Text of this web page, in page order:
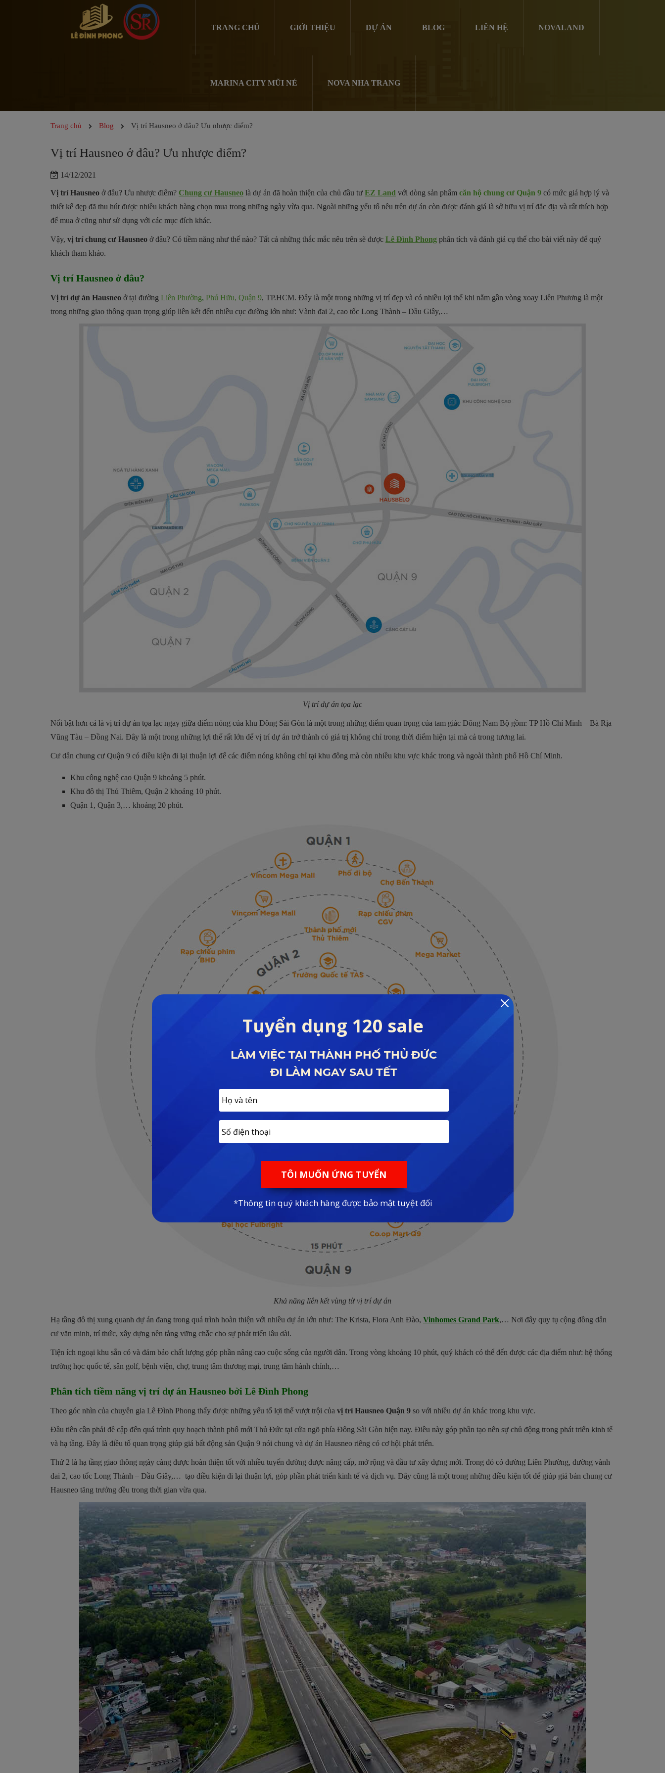
TRANG CHỦ GIỚI THIỆU DỰ ÁN BLOG LIÊN HỆ NOVALAND
MARINA CITY MŨI NÉ NOVA NHA TRANG
Trang chủ Blog Vị trí Hausneo ở đâu? Ưu nhược điểm?
Vị trí Hausneo ở đâu? Ưu nhược điểm?
14/12/2021
Vị trí Hausneo ở đâu? Ưu nhược điểm? Chung cư Hausneo là dự án đã hoàn thiện của chủ đầu tư EZ Land với dòng sản phẩm căn hộ chung cư Quận 9 có mức giá hợp lý và
thiết kế đẹp đã thu hút được nhiều khách hàng chọn mua trong những ngày vừa qua. Ngoài những yếu tố nêu trên dự án còn được đánh giá là sở hữu vị trí đắc địa và rất thích hợp
để mua ở cũng như sử dụng với các mục đích khác.
Vậy, vị trí chung cư Hausneo ở đâu? Có tiềm năng như thế nào? Tất cả những thắc mắc nêu trên sẽ được Lê Đình Phong phân tích và đánh giá cụ thể cho bài viết này để quý
khách tham khảo.
Vị trí Hausneo ở đâu?
Vị trí dự án Hausneo ở tại đường Liên Phường, Phú Hữu, Quận 9, TP.HCM. Đây là một trong những vị trí đẹp và có nhiều lợi thế khi nằm gần vòng xoay Liên Phương là một
trong những giao thông quan trọng giúp liên kết đến nhiều cục đường lớn như: Vành đai 2, cao tốc Long Thành – Dầu Giây,…
Vị trí dự án tọa lạc
Nổi bật hơn cả là vị trí dự án tọa lạc ngay giữa điểm nóng của khu Đông Sài Gòn là một trong những điểm quan trọng của tam giác Đông Nam Bộ gồm: TP Hồ Chí Minh – Bà Rịa
Vũng Tàu – Đồng Nai. Đây là một trong những lợi thế rất lớn để vị trí dự án trở thành có giá trị không chỉ trong thời điểm hiện tại mà cả trong tương lai.
Cư dân chung cư Quận 9 có điều kiện đi lại thuận lợi để các điểm nóng không chỉ tại khu đông mà còn nhiều khu vực khác trong và ngoài thành phố Hồ Chí Minh.
Khu công nghệ cao Quận 9 khoảng 5 phút.
Khu đô thị Thủ Thiêm, Quận 2 khoảng 10 phút.
Quận 1, Quận 3,… khoảng 20 phút.
Khả năng liên kết vùng từ vị trí dự án
Hạ tầng đô thị xung quanh dự án đang trong quá trình hoàn thiện với nhiều dự án lớn như: The Krista, Flora Anh Đào, Vinhomes Grand Park,… Nơi đây quy tụ cộng đồng dân
cư văn minh, trí thức, xây dựng nền tảng vững chắc cho sự phát triển lâu dài.
Tiện ích ngoại khu sẵn có và đảm bảo chất lượng góp phần nâng cao cuộc sống của người dân. Trong vòng khoảng 10 phút, quý khách có thể đến được các địa điểm như: hệ thống
trường học quốc tế, sân golf, bệnh viện, chợ, trung tâm thương mại, trung tâm hành chính,…
Phân tích tiềm năng vị trí dự án Hausneo bởi Lê Đình Phong
Theo góc nhìn của chuyên gia Lê Đình Phong thấy được những yếu tố lợi thế vượt trội của vị trí Hausneo Quận 9 so với nhiều dự án khác trong khu vực.
Đầu tiên cần phải đề cập đến quá trình quy hoạch thành phố mới Thủ Đức tại cửa ngõ phía Đông Sài Gòn hiện nay. Điều này góp phần tạo nên sự chủ động trong phát triển kinh tế
và hạ tầng. Đây là điều tố quan trọng giúp giá bất động sản Quận 9 nói chung và dự án Hausneo riêng có cơ hội phát triển.
Thứ 2 là hạ tầng giao thông ngày càng được hoàn thiện tốt với nhiều tuyến đường được nâng cấp, mở rộng và đầu tư xây dựng mới. Trong đó có đường Liên Phường, đường vành
đai 2, cao tốc Long Thành – Dầu Giây,… tạo điều kiện đi lại thuận lợi, góp phần phát triển kinh tế và dịch vụ. Đây cũng là một trong những điều kiện tốt để giúp giá bán chung cư
Hausneo tăng trưởng đều trong thời gian vừa qua.